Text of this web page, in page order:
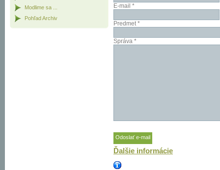
Modlime sa ...
Pohľad Archiv
E-mail *
Predmet*
Správa *
Odoslať e-mail
Ďalšie informácie